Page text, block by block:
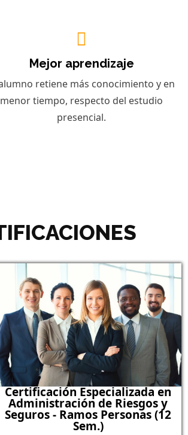
Mejor aprendizaje
retiene más conocimiento y en
menor tiempo, respecto del estudio
presencial.
Certificación Especializada en
Administración de Riesgos y
Seguros - Ramos Personas (12
Sem.)